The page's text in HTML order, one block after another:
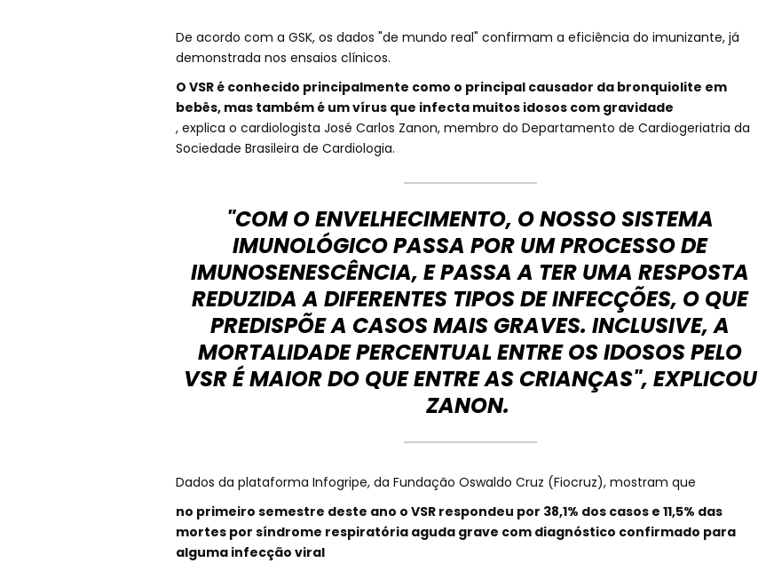
De acordo com a GSK, os dados "de mundo real" confirmam a eficiência do imunizante, já
demonstrada nos ensaios clínicos.
O VSR é conhecido principalmente como o principal causador da bronquiolite em
bebês, mas também é um vírus que infecta muitos idosos com gravidade
, explica o cardiologista José Carlos Zanon, membro do Departamento de Cardiogeriatria da
Sociedade Brasileira de Cardiologia.
"COM O ENVELHECIMENTO, O NOSSO SISTEMA
IMUNOLÓGICO PASSA POR UM PROCESSO DE
IMUNOSENESCÊNCIA, E PASSA A TER UMA RESPOSTA
REDUZIDA A DIFERENTES TIPOS DE INFECÇÕES, O QUE
PREDISPÕE A CASOS MAIS GRAVES. INCLUSIVE, A
MORTALIDADE PERCENTUAL ENTRE OS IDOSOS PELO
VSR É MAIOR DO QUE ENTRE AS CRIANÇAS", EXPLICOU
ZANON.
Dados da plataforma Infogripe, da Fundação Oswaldo Cruz (Fiocruz), mostram que
no primeiro semestre deste ano o VSR respondeu por 38,1% dos casos e 11,5% das
mortes por síndrome respiratória aguda grave com diagnóstico confirmado para
alguma infecção viral